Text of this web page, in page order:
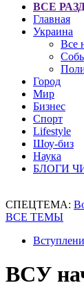
ВСЕ
Главная
Украина
Все
Город
Мир
Бизнес
Спорт
Lifestyle
Шоу-биз
Наука
БЛОГИ
СПЕЦТЕМА:
ВСЕ ТЕМЫ
ВСУ